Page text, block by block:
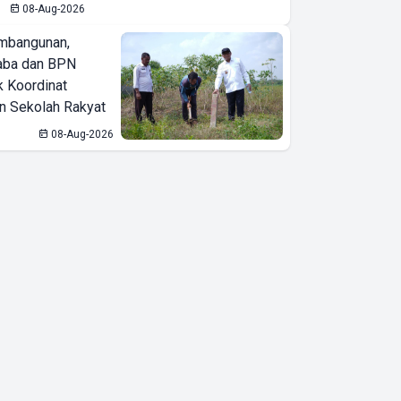
SEAMEO
08-Aug-2026
dan BPN
Koordinat
Sekolah Rakyat
08-Aug-2026